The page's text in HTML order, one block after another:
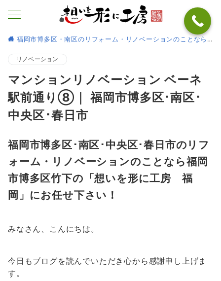
福岡市博多区・南区のリフォーム・リノベーションのことなら
リノベーション
マンションリノベーション ベーネ
駅前通り⑧｜ 福岡市博多区･南区･
中央区･春日市
福岡市博多区･南区･中央区･春日市のリフ
ォーム・リノベーションのことなら福岡
市博多区竹下の「想いを形に工房 福
岡 」にお任せ下さい！
みなさん、こんにちは。
今日もブログを読んでいただき心から感謝申し上げま
す。